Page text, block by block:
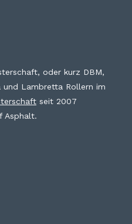
oder kurz DBM,
und Lambretta Rollern im
seit 2007
Asphalt.